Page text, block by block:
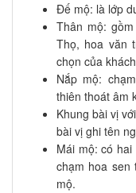
Đế mộ: là lớp
Thân mộ:
Thọ, hoa văn
chọn của
Nắp mộ:
thiên thoát âm
Khung bài vị
bài vị ghi tên
Mái mộ: có
chạm hoa sen
mộ.